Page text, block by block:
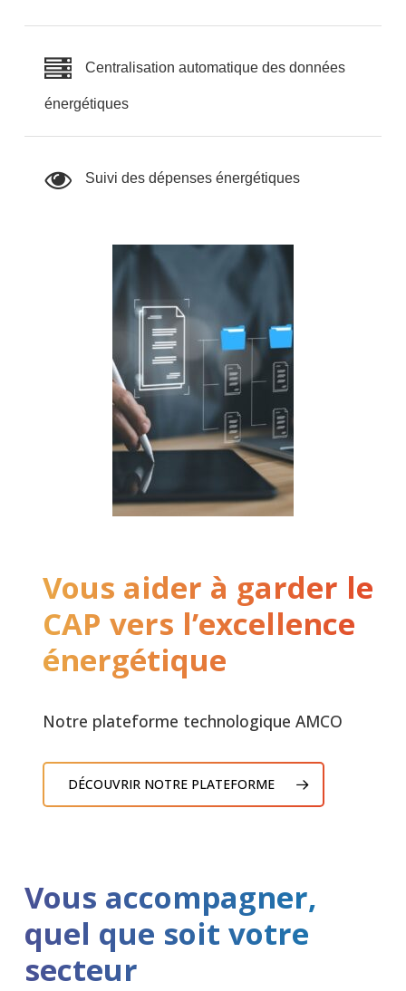
Centralisation automatique des données
énergétiques
Suivi des dépenses énergétiques
Vous aider à garder le
CAP vers l’excellence
énergétique
Notre plateforme technologique AMCO
DÉCOUVRIR NOTRE PLATEFORME
Vous accompagner,
quel que soit votre
secteur